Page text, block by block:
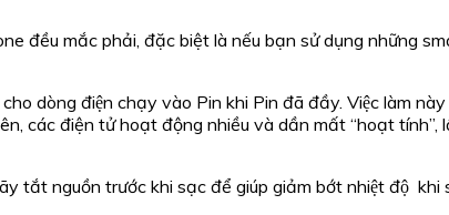
đều mắc phải, đặc biệt là nếu bạn sử dụng những
dòng điện chạy vào Pin khi Pin đã đầy. Việc làm
các điện tử hoạt động nhiều và dần mất “hoạt tính”,
tắt nguồn trước khi sạc để giúp giảm bớt nhiệt độ khi